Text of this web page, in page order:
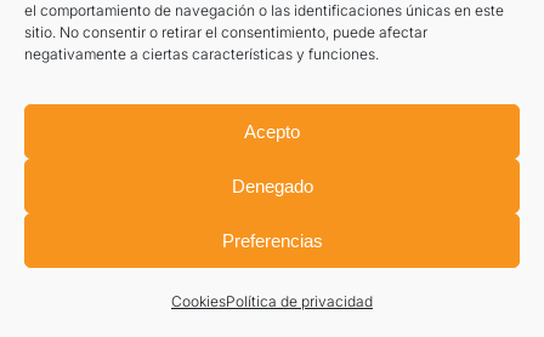
el comportamiento de navegación o las identificaciones únicas en este
sitio. No consentir o retirar el consentimiento, puede afectar
negativamente a ciertas características y funciones.
Acepto
Denegado
Preferencias
CookiesPolítica de privacidad
He leído y acepto elaviso legaly lapolítica
TE LLAMAMOS